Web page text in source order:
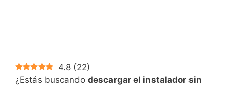
4.8 (22)
¿Estás buscando descargar el instalador sin